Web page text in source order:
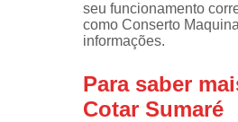
seu funcionamento
como Conserto
informações.
Para saber
Cotar Sumaré